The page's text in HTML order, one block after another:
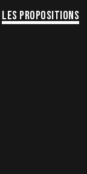
Les propositions